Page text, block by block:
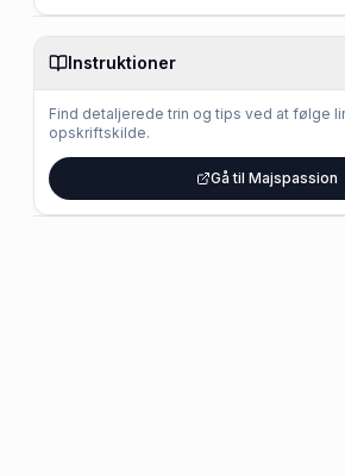
Instruktioner
Find detaljerede trin og tips ved at følge
opskriftskilde.
Gå til Majspassion